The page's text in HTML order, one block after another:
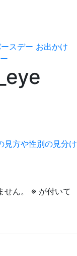
スデー お出かけ
見方や性別の見分け
ん。 ※ が付いて